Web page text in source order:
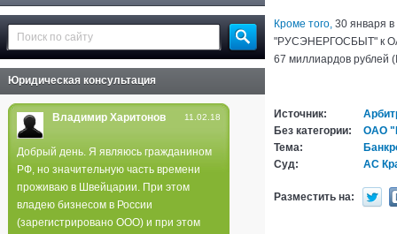
Полиция не нашла следов
поджога в лесах края
Юридическая консультация
11.02.18
Владимир Харитонов
Добрый день. Я являюсь гражданином
РФ, но значительную часть времени
проживаю в Швейцарии. При этом
владею бизнесом в России
(зарегистрировано ООО) и при этом
Кроме того, 30 января
"РУСЭНЕРГОСБЫТ" к
67 миллиардов рублей
Источник:
Без категории:
ОАО
Тема:
Суд:
АС
Разместить на: